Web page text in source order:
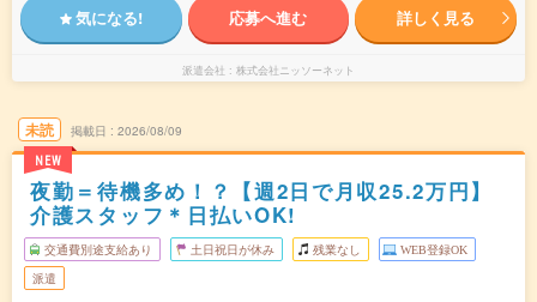
気になる! 応募へ進む 詳しく見る
派遣会社 株式会社ニッソーネット
未読
NEW
掲載日 2026/08/09
夜勤＝待機多め！？【週2日で月収25.2万円】
介護スタッフ＊日払いOK!
交通費別途支給あり 土日祝日が休み 残業なし WEB登録OK
派遣